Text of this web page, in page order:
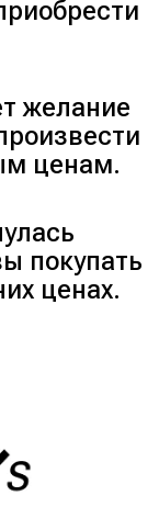
желание
ценам.
покупать
ценах.